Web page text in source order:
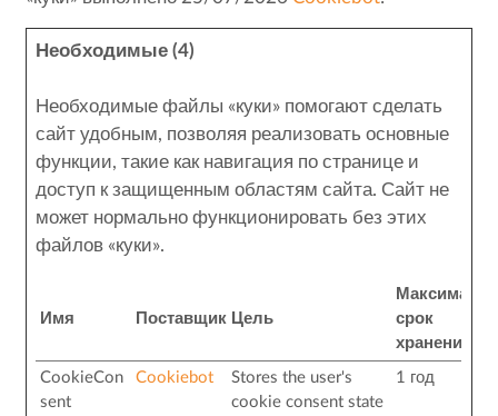
Необходимые (4)
Необходимые файлы «куки» помогают сделать
сайт удобным, позволяя реализовать основные
функции, такие как навигация по странице и
доступ к защищенным областям сайта. Сайт не
может нормально функционировать без этих
файлов «куки».
Имя Поставщик Цель
срок
хранения
CookieCon
sent
Cookiebot
Stores the user's
cookie consent state
1 год